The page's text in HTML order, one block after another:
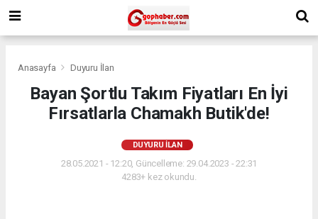
Anasayfa Duyuru İlan
Bayan Şortlu Takım Fiyatları En İyi
Fırsatlarla Chamakh Butik'de!
DUYURU İLAN
28.05.2021 - 12:20, Güncelleme: 29.04.2023 - 22:31
4283+ kez okundu.